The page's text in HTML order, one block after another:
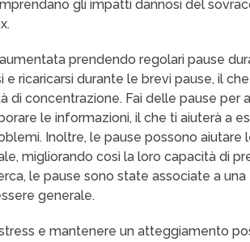
gli impatti dannosi del
prendendo regolari pause
ricaricarsi durante le brevi pause, il che
di concentrazione. Fai delle pause per
le informazioni, il che ti aiuterà a
Inoltre, le pause possono aiutare
migliorando così la loro capacità di
le pause sono state associate a una
generale.
e mantenere un atteggiamento